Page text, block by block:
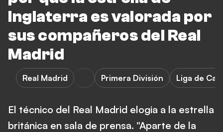
Inglaterra es valorada por
sus compañeros del Real
Madrid
Real Madrid Primera División Liga de
El técnico del Real Madrid elogia a la estrella
británica en sala de prensa. "Aparte de la